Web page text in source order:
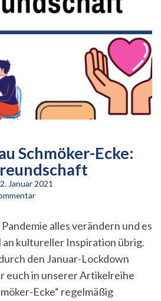
Schmöker-Ecke:
Januar 2021
zu
Schmöker-
Ecke:
Familie
und
Freundschaft
alles verändern und es
kultureller Inspiration übrig.
den Januar-Lockdown
euch in unserer Artikelreihe
Ecke“ regelmäßig